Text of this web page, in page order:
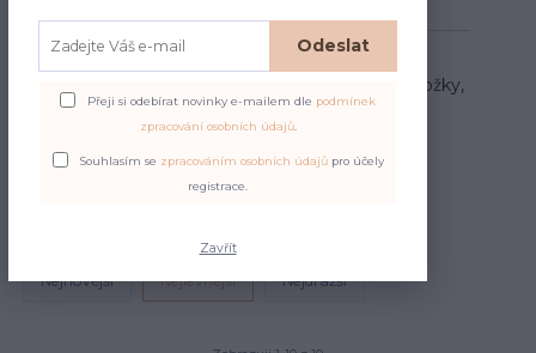
Fingering
Fingering - jehlice 2.25-3.25 mm. Vhodná pro ponožky,
jemné pletení.
Upřesnit parametry
Nejnovější Nejlevnější Nejdražší
Odeslat
Přeji si odebírat novinky e-mailem dle podmínek
zpracování osobních údajů.
Souhlasím se zpracováním osobních údajůpro účely
registrace.
Zavřít